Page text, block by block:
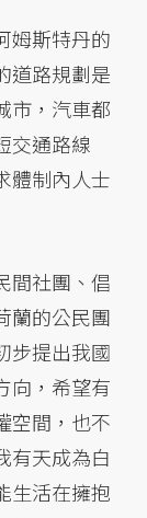
姆斯特丹的
道路規劃是
市，汽車都
交通路線
體制內人士
間社團、倡
蘭的公民團
步提出我國
向，希望有
空間，也不
有天成為白
生活在擁抱